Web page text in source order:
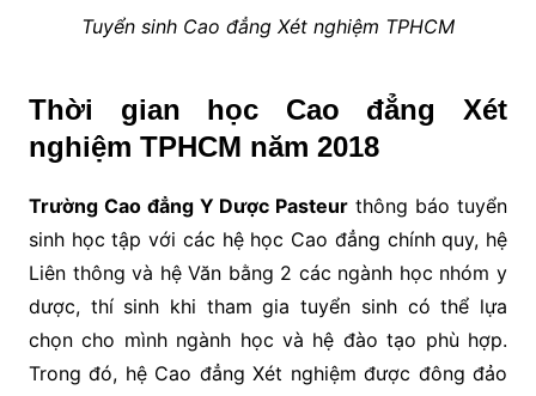
Tuyển sinh Cao đẳng Xét nghiệm TPHCM
Thời gian học Cao đẳng Xét
nghiệm TPHCM năm 2018
Trường Cao đẳng Y Dược Pasteur thông báo tuyển
sinh học tập với các hệ học Cao đẳng chính quy, hệ
Liên thông và hệ Văn bằng 2 các ngành học nhóm y
dược, thí sinh khi tham gia tuyển sinh có thể lựa
chọn cho mình ngành học và hệ đào tạo phù hợp.
Trong đó, hệ Cao đẳng Xét nghiệm được đông đảo